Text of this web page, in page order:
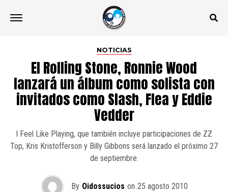
NOTICIAS
El Rolling Stone, Ronnie Wood
lanzará un álbum como solista con
invitados como Slash, Flea y Eddie
Vedder
I Feel Like Playing, que también incluye participaciones de ZZ
Top, Kris Kristofferson y Billy Gibbons será lanzado el próximo 27
de septiembre.
By Oidossucios on 25 agosto 2010